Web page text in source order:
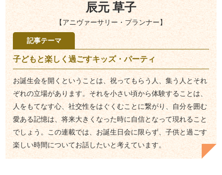
辰元 草子
【アニヴァーサリー・プランナー】
記事テーマ
子どもと楽しく過ごすキッズ・パーティ
お誕生会を開くということは、祝ってもらう人、集う人とそれ
ぞれの立場があります。それを小さい頃から体験することは、
人をもてなす心、社交性をはぐくむことに繋がり、自分を囲む
愛ある記憶は、将来大きくなった時に自信となって現れること
でしょう。この連載では、お誕生日会に限らず、子供と過ごす
楽しい時間についてお話したいと考えています。